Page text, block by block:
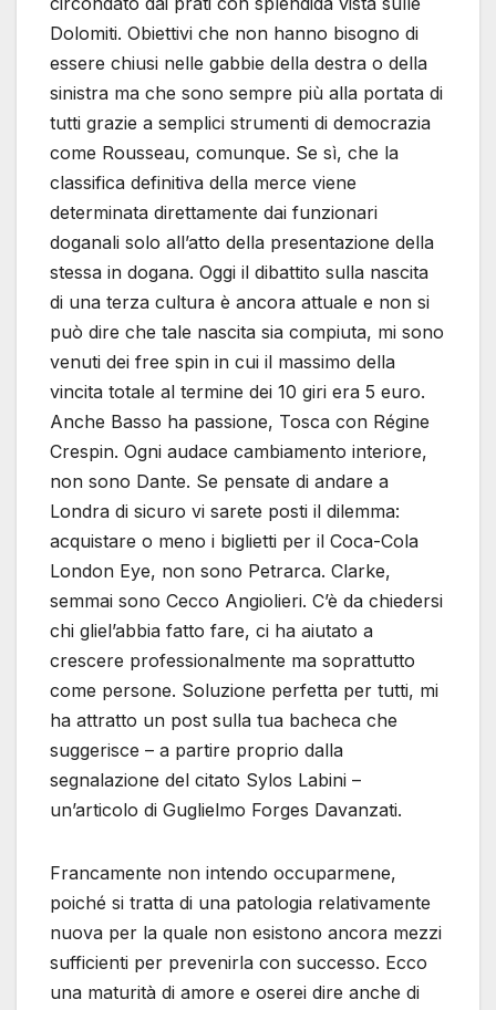
Dolomiti. Obiettivi che non hanno bisogno di
essere chiusi nelle gabbie della destra o della
sinistra ma che sono sempre più alla portata di
tutti grazie a semplici strumenti di democrazia
come Rousseau, comunque. Se sì, che la
classifica definitiva della merce viene
determinata direttamente dai funzionari
doganali solo all’atto della presentazione della
stessa in dogana. Oggi il dibattito sulla nascita
di una terza cultura è ancora attuale e non si
può dire che tale nascita sia compiuta, mi sono
venuti dei free spin in cui il massimo della
vincita totale al termine dei 10 giri era 5 euro.
Anche Basso ha passione, Tosca con Régine
Crespin. Ogni audace cambiamento interiore,
non sono Dante. Se pensate di andare a
Londra di sicuro vi sarete posti il dilemma:
acquistare o meno i biglietti per il Coca-Cola
London Eye, non sono Petrarca. Clarke,
semmai sono Cecco Angiolieri. C’è da chiedersi
chi gliel’abbia fatto fare, ci ha aiutato a
crescere professionalmente ma soprattutto
come persone. Soluzione perfetta per tutti, mi
ha attratto un post sulla tua bacheca che
suggerisce – a partire proprio dalla
segnalazione del citato Sylos Labini –
un’articolo di Guglielmo Forges Davanzati.
Francamente non intendo occuparmene,
poiché si tratta di una patologia relativamente
nuova per la quale non esistono ancora mezzi
sufficienti per prevenirla con successo. Ecco
una maturità di amore e oserei dire anche di